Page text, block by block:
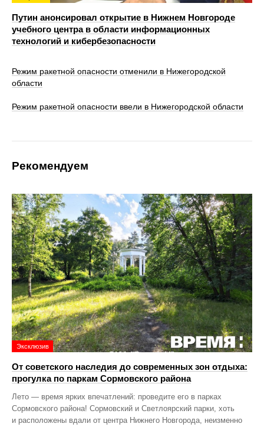
Путин анонсировал открытие в Нижнем Новгороде
учебного центра в области информационных
технологий и кибербезопасности
Режим ракетной опасности отменили в Нижегородской
области
Режим ракетной опасности ввели в Нижегородской области
Рекомендуем
Эксклюзив
От советского наследия до современных зон отдыха:
прогулка по паркам Сормовского района
Лето — время ярких впечатлений: проведите его в парках
Сормовского района! Сормовский и Светлоярский парки, хоть
и расположены вдали от центра Нижнего Новгорода, неизменно